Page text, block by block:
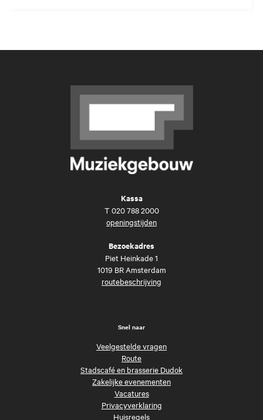
Kassa
T 020 788 2000
openingstijden
Bezoekadres
Piet Heinkade 1
1019 BR Amsterdam
routebeschrijving
Snel naar
Veelgestelde vragen
Route
Stadscafé en brasserie Dudok
Zakelijke evenementen
Vacatures
Privacyverklaring
Huisregels